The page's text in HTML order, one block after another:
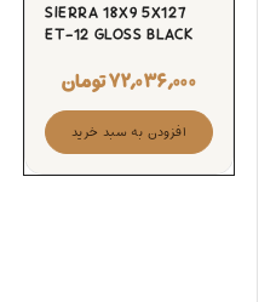
SIERRA 18X9 5X127
ET-12 GLOSS BLACK
۷۲,۰۳۶,۰۰۰تومان
افزودن به سبد خرید